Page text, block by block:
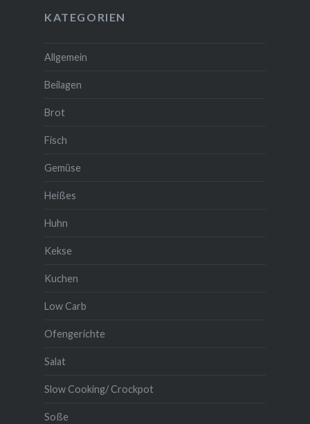
KATEGORIEN
Allgemein
Beilagen
Brot
Fisch
Gemüse
Heißes
Huhn
Kekse
Kuchen
Low Carb
Ofengerichte
Salat
Slow Cooking/ Crockpot
Soße